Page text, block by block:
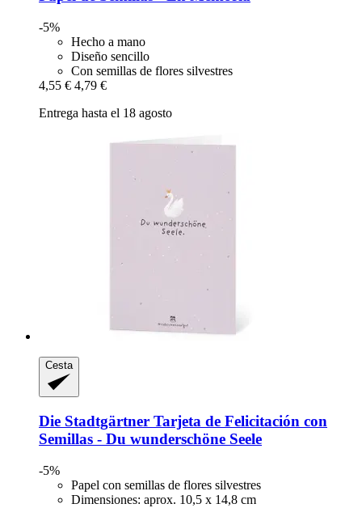
-5%
Hecho a mano
Diseño sencillo
Con semillas de flores silvestres
4,55 € 4,79 €
Entrega hasta el 18 agosto
Cesta
Die Stadtgärtner Tarjeta de Felicitación con
Semillas -​ Du wunderschöne Seele
-5%
Papel con semillas de flores silvestres
Dimensiones: aprox. 10,5 x 14,8 cm